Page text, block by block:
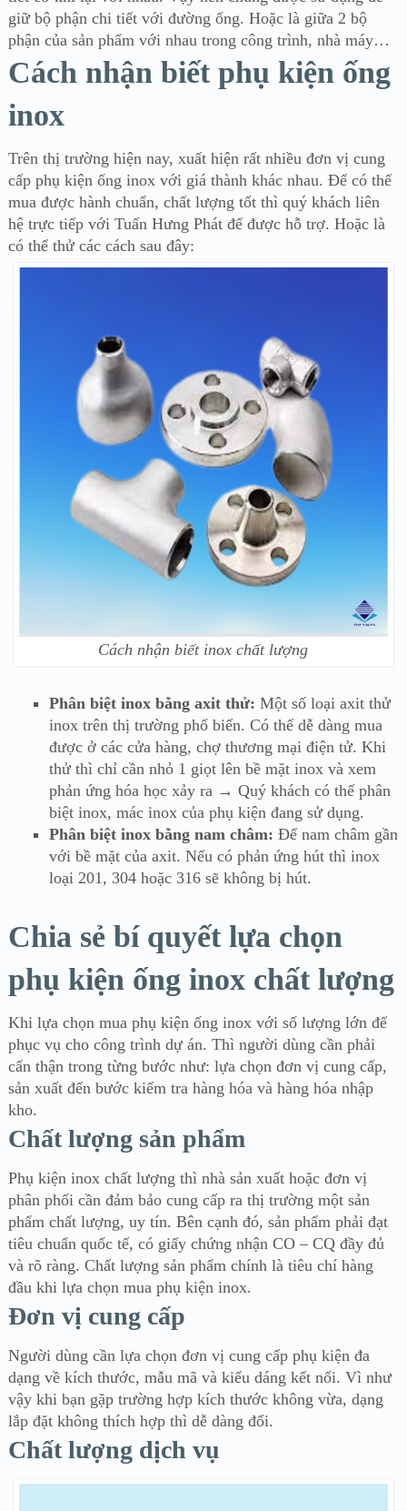
giữ bộ phận chi tiết với đường ống. Hoặc là giữa 2 bộ
phận của sản phẩm với nhau trong công trình, nhà máy…
Cách nhận biết phụ kiện ống
inox
Trên thị trường hiện nay, xuất hiện rất nhiều đơn vị cung
cấp phụ kiện ống inox với giá thành khác nhau. Để có thể
mua được hành chuẩn, chất lượng tốt thì quý khách liên
hệ trực tiếp với Tuấn Hưng Phát để được hỗ trợ. Hoặc là
có thể thử các cách sau đây:
Cách nhận biết inox chất lượng
Phân biệt inox bằng axit thử: Một số loại axit thử
inox trên thị trường phổ biến. Có thể dễ dàng mua
được ở các cửa hàng, chợ thương mại điện tử. Khi
thử thì chỉ cần nhỏ 1 giọt lên bề mặt inox và xem
phản ứng hóa học xảy ra → Quý khách có thế phân
biệt inox, mác inox của phụ kiện đang sử dụng.
Phân biệt inox bằng nam châm: Để nam châm gần
với bề mặt của axit. Nếu có phản ứng hút thì inox
loại 201, 304 hoặc 316 sẽ không bị hút.
Chia sẻ bí quyết lựa chọn
phụ kiện ống inox chất lượng
Khi lựa chọn mua phụ kiện ống inox với số lượng lớn để
phục vụ cho công trình dự án. Thì người dùng cần phải
cẩn thận trong từng bước như: lựa chọn đơn vị cung cấp,
sản xuất đến bước kiểm tra hàng hóa và hàng hóa nhập
kho.
Chất lượng sản phẩm
Phụ kiện inox chất lượng thì nhà sản xuất hoặc đơn vị
phân phối cần đảm bảo cung cấp ra thị trường một sản
phẩm chất lượng, uy tín. Bên cạnh đó, sản phẩm phải đạt
tiêu chuẩn quốc tế, có giấy chứng nhận CO – CQ đầy đủ
và rõ ràng. Chất lượng sản phẩm chính là tiêu chí hàng
đầu khi lựa chọn mua phụ kiện inox.
Đơn vị cung cấp
Người dùng cần lựa chọn đơn vị cung cấp phụ kiện đa
dạng về kích thước, mẫu mã và kiểu dáng kết nối. Vì như
vậy khi bạn gặp trường hợp kích thước không vừa, dạng
lắp đặt không thích hợp thì dễ dàng đổi.
Chất lượng dịch vụ